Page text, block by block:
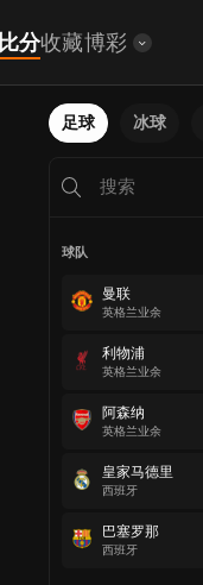
比分收藏博彩
足球 冰球
球队
曼联
英格兰业余
利物浦
英格兰业余
阿森纳
英格兰业余
皇家马德里
西班牙
巴塞罗那
西班牙